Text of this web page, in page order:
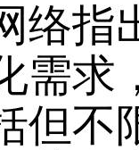
络指
需求
但不